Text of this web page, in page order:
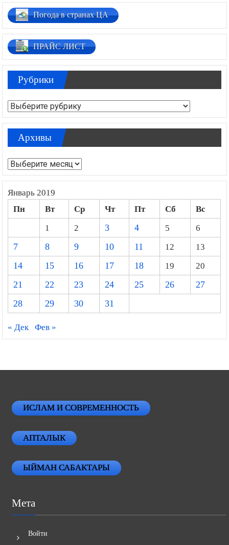
Погода в странах ЦА
ПРАЙС ЛИСТ
Рубрики
Рубрики
Архивы
Архивы
Январь 2019
Пн Вт Ср Чт Пт Сб
Вс
1
2 3 4 5
6
7
8 9 10 11 12
13
14
15 16 17 18 19
20
21
22 23 24 25 26
27
28
29 30 31
« Дек Фев »
ИСЛАМ И СОВРЕМЕННОСТЬ
АПТАЛЫК
ЫЙМАН САБАКТАРЫ
Мета
Войти